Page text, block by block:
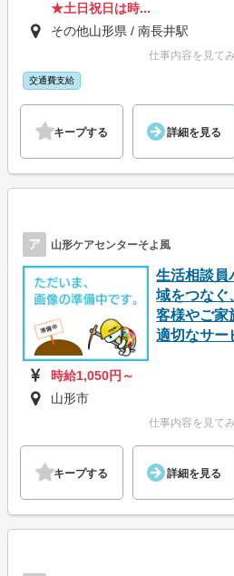
★土日祝日は時...
その他山形県 / 南長井駅
仕事内容を見て
交通費支給
キープする 詳細を見る
ア 山形ケアセンターそよ風
生活相談員
域をつなぐ
客様やご家
適切なサー
時給1,050円～
山形市
仕事内容を見て
キープする 詳細を見る